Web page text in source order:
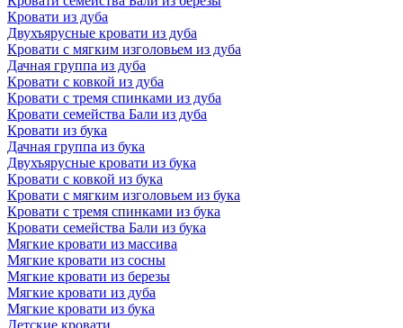
Кровати из дуба
Двухъярусные кровати из дуба
Кровати с мягким изголовьем из дуба
Дачная группа из дуба
Кровати с ковкой из дуба
Кровати с тремя спинками из дуба
Кровати семейства Бали из дуба
Кровати из бука
Дачная группа из бука
Двухъярусные кровати из бука
Кровати с ковкой из бука
Кровати с мягким изголовьем из бука
Кровати с тремя спинками из бука
Кровати семейства Бали из бука
Мягкие кровати из массива
Мягкие кровати из сосны
Мягкие кровати из березы
Мягкие кровати из дуба
Мягкие кровати из бука
Детские кровати